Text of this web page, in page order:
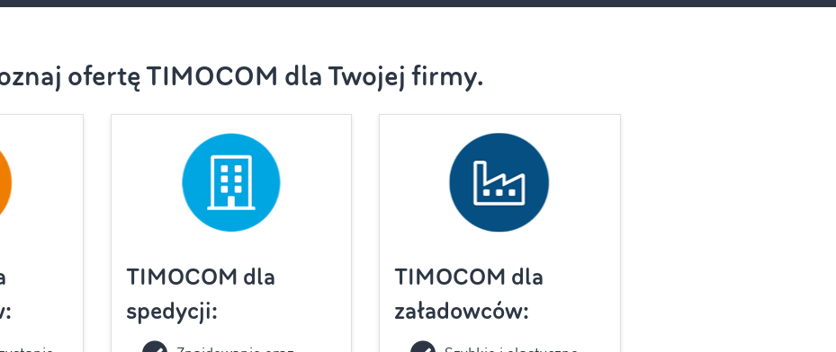
ofertę TIMOCOM dla Twojej firmy.
TIMOCOM dla
spedycji:
TIMOCOM dla
załadowców: